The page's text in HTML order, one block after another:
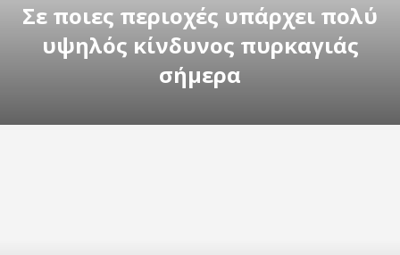
Σε ποιες περιοχές υπάρχει πολύ
υψηλός κίνδυνος πυρκαγιάς
σήμερα